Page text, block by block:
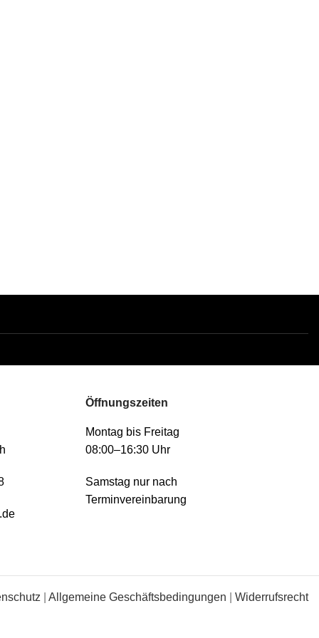
Öffnungszeiten
Montag bis Freitag
08:00–16:30 Uhr
Samstag nur nach
Terminvereinbarung
Allgemeine Geschäftsbedingungen Widerrufsrecht